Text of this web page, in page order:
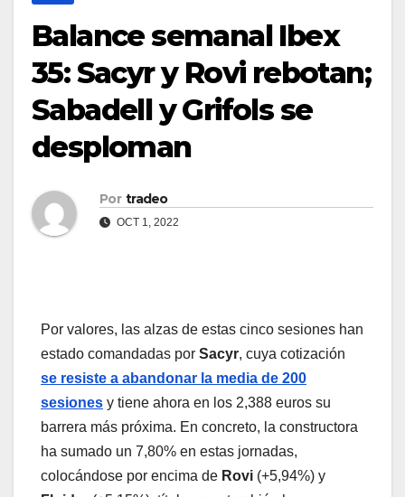
Balance semanal Ibex
35: Sacyr y Rovi rebotan;
Sabadell y Grifols se
desploman
Por tradeo
OCT 1, 2022
Por valores, las alzas de estas cinco sesiones han
estado comandadas por Sacyr, cuya cotización
se resiste a abandonar la media de 200
sesiones y tiene ahora en los 2,388 euros su
barrera más próxima. En concreto, la constructora
ha sumado un 7,80% en estas jornadas,
colocándose por encima de Rovi (+5,94%) y